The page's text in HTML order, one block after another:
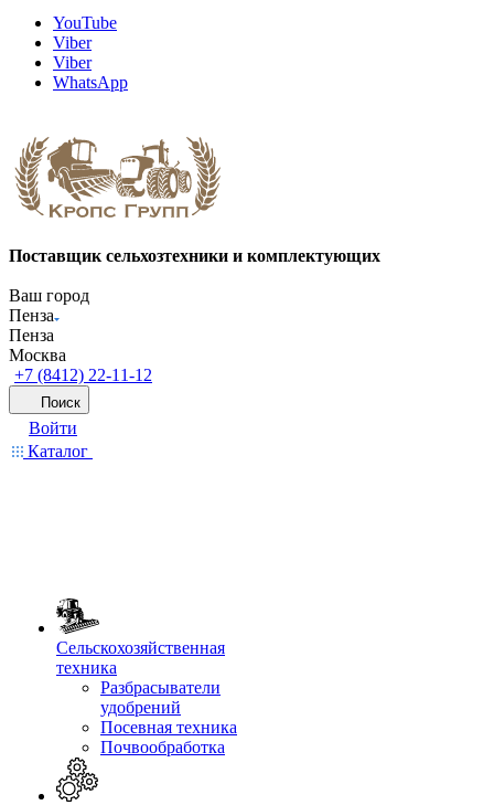
YouTube
Viber
Viber
WhatsApp
Поставщик сельхозтехники и комплектующих
Ваш город
Пенза
Пенза
Москва
+7 (8412) 22-11-12
Поиск
Войти
Каталог
Сельскохозяйственная
техника
Разбрасыватели
удобрений
Посевная техника
Почвообработка